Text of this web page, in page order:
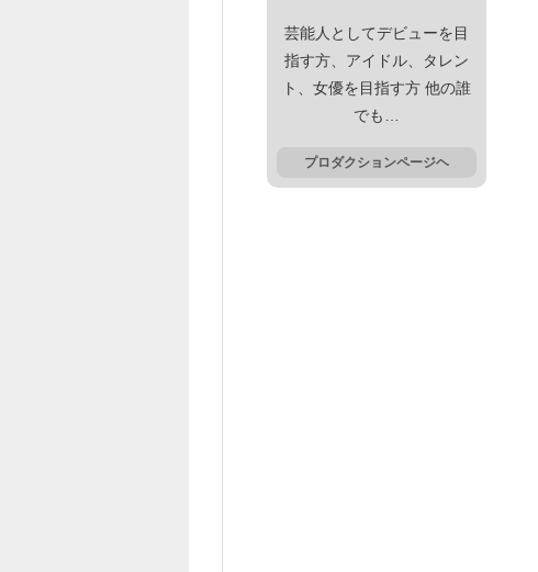
芸能人としてデビューを目
指す方、アイドル、タレン
ト、女優を目指す方 他の誰
でも…
プロダクションページヘ